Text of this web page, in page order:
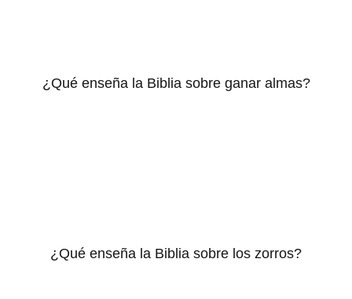
¿Qué enseña la Biblia sobre ganar almas?
¿Qué enseña la Biblia sobre los zorros?